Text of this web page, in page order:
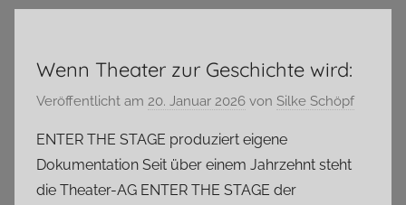
Wenn Theater zur Geschichte wird:
Veröffentlicht am 20. Januar 2026 von Silke Schöpf
ENTER THE STAGE produziert eigene
Dokumentation Seit über einem Jahrzehnt steht
die Theater-AG ENTER THE STAGE der